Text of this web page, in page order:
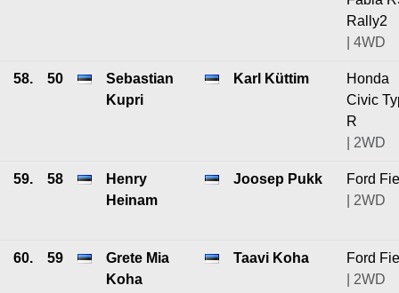
Rally2
| 4WD
58. 50
Sebastian
Kupri
Karl Küttim
Honda
Civic
R
| 2WD
59. 58
Henry
Heinam
Joosep Pukk
Ford
| 2WD
60. 59
Grete Mia
Koha
Taavi Koha
Ford
| 2WD